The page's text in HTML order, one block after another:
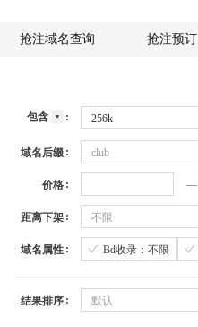
抢注域名查询 抢注预订
包含
域名后缀 club
价格
距离下架 不限
域名属性 Bd收录：不限
结果排序 默认